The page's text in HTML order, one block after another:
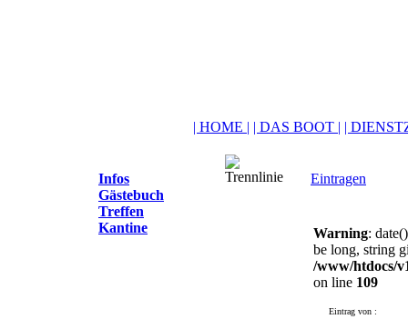
| HOME | | DAS BOOT | |
Infos
Gästebuch
Treffen
Kantine
Eintragen
Warning:
be long, string
/www/htdocs/
on line 109
Eintrag von :